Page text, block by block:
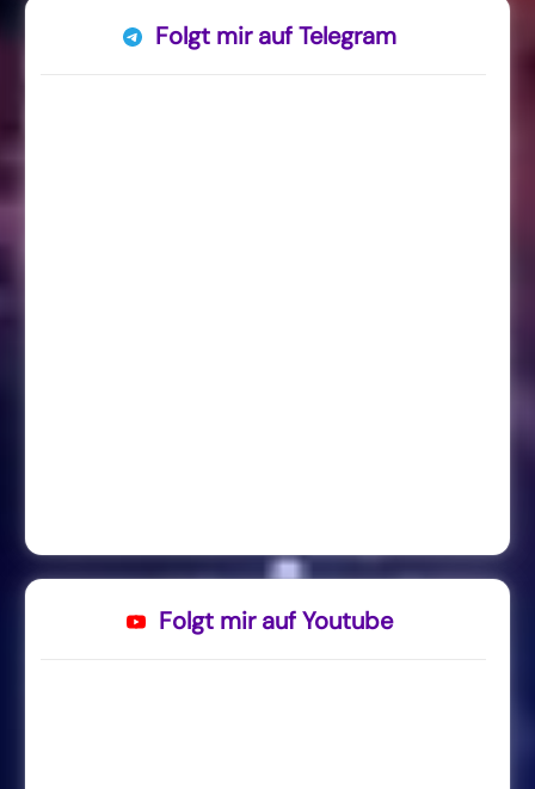
Folgt mir auf Telegram
Folgt mir auf Youtube